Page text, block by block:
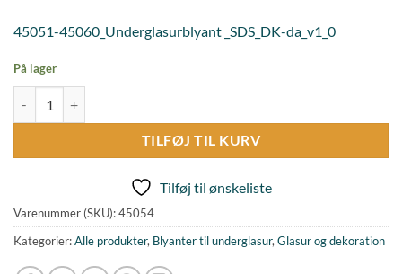
45051-45060_Underglasurblyant _SDS_DK-da_v1_0
På lager
TILFØJ TIL KURV
Tilføj til ønskeliste
Varenummer (SKU):45054
Kategorier:Alle produkter, Blyanter til underglasur,Glasur og dekoration